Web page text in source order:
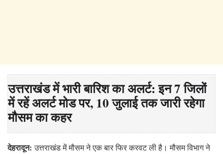
उत्तराखंड में भारी बारिश का अलर्ट: इन 7 जिलों
में रहें अलर्ट मोड पर, 10 जुलाई तक जारी रहेगा
मौसम का कहर
देहरादून: उत्तराखंड में मौसम ने एक बार फिर करवट ली है। मौसम विभाग ने